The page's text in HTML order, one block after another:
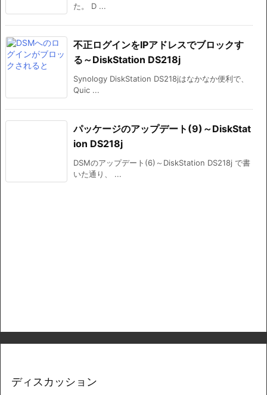
た。 D ...
不正ログインをIPアドレスでブロックす
る～DiskStation DS218j
Synology DiskStation DS218jはなかなか便利で、
Quic ...
パッケージのアップデート(9)～DiskStat
ion DS218j
DSMのアップデート(6)～DiskStation DS218j で書
いた通り、 ...
ディスカッション